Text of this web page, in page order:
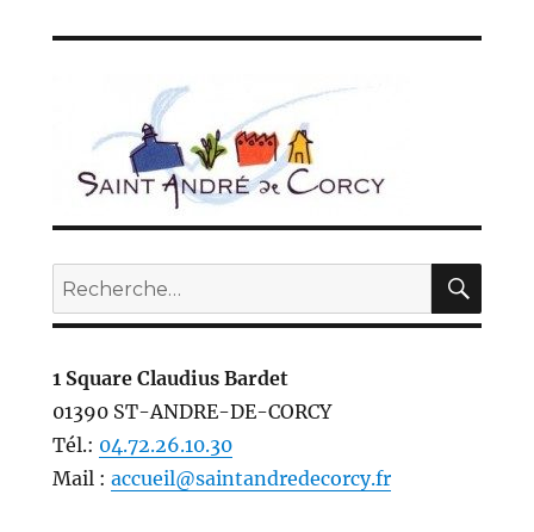
Recherche
pour :
1 Square Claudius Bardet
01390 ST-ANDRE-DE-CORCY
Tél.: 04.72.26.10.30
Mail : accueil@saintandredecorcy.fr